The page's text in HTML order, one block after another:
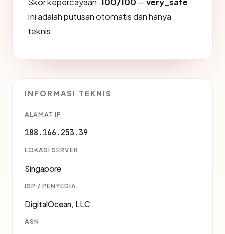
Ini adalah putusan otomatis dan hanya
teknis.
INFORMASI TEKNIS
ALAMAT IP
188.166.253.39
LOKASI SERVER
Singapore
ISP / PENYEDIA
DigitalOcean, LLC
ASN